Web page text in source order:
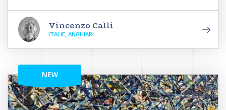
Vincenzo Calli
ITALIE, ANGHIARI
NEW